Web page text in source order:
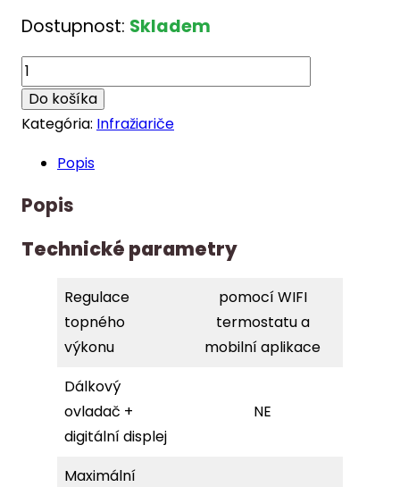
Dostupnost: Skladem
množstvo
IQ-
STAR
WIFI
black
2500W
Do košíka
Kategória: Infražiariče
Popis
Popis
Technické parametry
Regulace
topného
výkonu
pomocí WIFI
termostatu a
mobilní aplikace
Dálkový
ovladač +
digitální displej
NE
Maximální